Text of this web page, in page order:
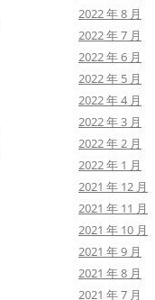
2022 年 8 月
2022 年 7 月
2022 年 6 月
2022 年 5 月
2022 年 4 月
2022 年 3 月
2022 年 2 月
2022 年 1 月
2021 年 12 月
2021 年 11 月
2021 年 10 月
2021 年 9 月
2021 年 8 月
2021 年 7 月